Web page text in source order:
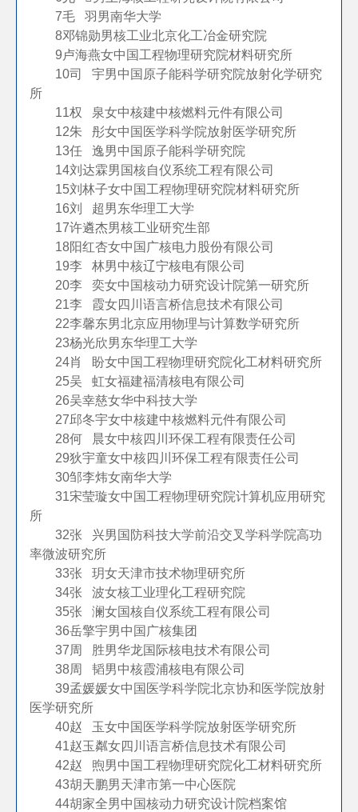
7毛 羽 男南华大学
8邓锦勋男核工业北京化工冶金研究院
9卢海燕女中国工程物理研究院材料研究所
10司 宇男中国原子能科学研究院放射化学研究
所
11权 泉女中核建中核燃料元件有限公司
12朱 彤女中国医学科学院放射医学研究所
13任 逸男中国原子能科学研究院
14刘达霖男 国核自仪系统工程有限公司
15刘林子女中国工程物理研究院材料研究所
16刘 超男东华理工大学
17许遴杰男核工业研究生部
18阳红杏女中国广核电力股份有限公司
19李 林男中核辽宁核电有限公司
20李 奕女中国核动力研究设计院第一研究所
21李 霞女四川语言桥信息技术有限公司
22李馨东男北京应用物理与计算数学研究所
23杨光欣男东华理工大学
24肖 盼女中国工程物理研究院化工材料研究所
25吴 虹女福建福清核电有限公司
26吴幸慈女华中科技大学
27邱冬宇女中核建中核燃料元件有限公司
28何 晨女中核四川环保工程有限责任公司
29狄宇童女中核四川环保工程有限责任公司
30邹李炜女南华大学
31宋莹璇女中国工程物理研究院计算机应用研究
所
32张 兴男 国防科技大学前沿交叉学科学院高功
率微波研究所
33张 玥女天津市技术物理研究所
34张 波女核工业理化工程研究院
35张 澜女国核自仪系统工程有限公司
36岳擎宇男中国广核集团
37周 胜男华龙国际核电技术有限公司
38周 韬男中核霞浦核电有限公司
39孟媛媛女中国医学科学院北京协和医学院放射
医学研究所
40赵 玉女中国医学科学院放射医学研究所
41赵玉粼女四川语言桥信息技术有限公司
42赵 煦男中国工程物理研究院化工材料研究所
43胡天鹏男天津市第一中心医院
44胡家全男中国核动力研究设计院档案馆